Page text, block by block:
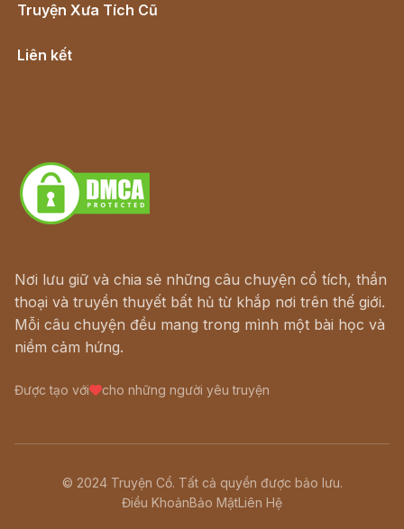
Truyện Xưa Tích Cũ
Liên kết
Nơi lưu giữ và chia sẻ những câu chuyện cổ tích, thần
thoại và truyền thuyết bất hủ từ khắp nơi trên thế giới.
Mỗi câu chuyện đều mang trong mình một bài học và
niềm cảm hứng.
Được tạo với cho những người yêu truyện
© 2024 Truyện Cổ. Tất cả quyền được bảo lưu.
Điều KhoảnBảo MậtLiên Hệ